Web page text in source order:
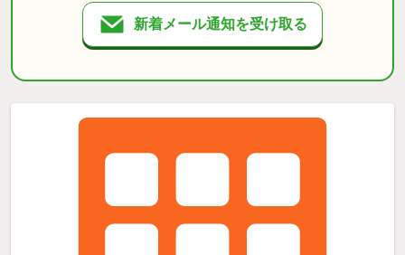
新着メール通知を受け取る